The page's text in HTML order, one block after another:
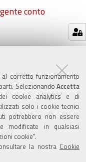
corretto funzionamento
Selezionando Accetta
cookie analytics e di
solo i cookie tecnici
potrebbero non essere
modificate in qualsiasi
cookie".
la nostra Cookie
conto
sito